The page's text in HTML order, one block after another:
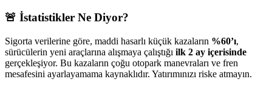
🚨 İstatistikler Ne Diyor?
Sigorta verilerine göre, maddi hasarlı küçük kazaların %60’ı,
sürücülerin yeni araçlarına alışmaya çalıştığı ilk 2 ay içerisinde
gerçekleşiyor. Bu kazaların çoğu otopark manevraları ve fren
mesafesini ayarlayamama kaynaklıdır. Yatırımınızı riske atmayın.